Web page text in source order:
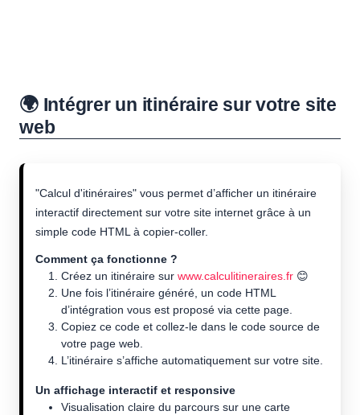
🌍 Intégrer un itinéraire sur votre site
web
"Calcul d'itinéraires" vous permet d’afficher un itinéraire
interactif directement sur votre site internet grâce à un
simple code HTML à copier-coller.
Comment ça fonctionne ?
Créez un itinéraire sur www.calculitineraires.fr 😊
Une fois l’itinéraire généré, un code HTML
d’intégration vous est proposé via cette page.
Copiez ce code et collez-le dans le code source de
votre page web.
L’itinéraire s’affiche automatiquement sur votre site.
Un affichage interactif et responsive
Visualisation claire du parcours sur une carte